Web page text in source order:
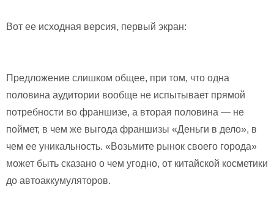
Вот ее исходная версия, первый экран:
Предложение слишком общее, при том, что одна
половина аудитории вообще не испытывает прямой
потребности во франшизе, а вторая половина — не
поймет, в чем же выгода франшизы «Деньги в дело», в
чем ее уникальность. «Возьмите рынок своего города»
может быть сказано о чем угодно, от китайской косметики
до автоаккумуляторов.